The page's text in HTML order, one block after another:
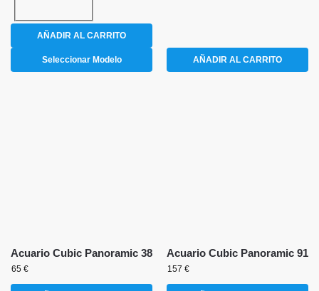
AÑADIR AL CARRITO
Seleccionar Modelo AÑADIR AL CARRITO
Acuario Cubic Panoramic 38
65 €
Acuario Cubic Panoramic 91
157 €